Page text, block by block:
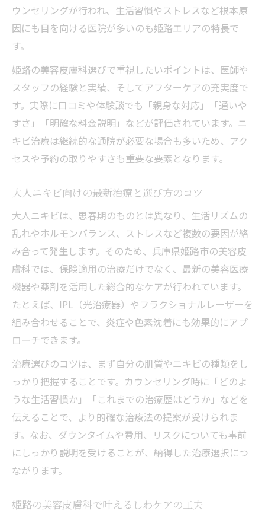
ウンセリングが行われ、生活習慣やストレスなど根本原
因にも目を向ける医院が多いのも姫路エリアの特長で
す。
姫路の美容皮膚科選びで重視したいポイントは、医師や
スタッフの経験と実績、そしてアフターケアの充実度で
す。実際に口コミや体験談でも「親身な対応」「通いや
すさ」「明確な料金説明」などが評価されています。ニ
キビ治療は継続的な通院が必要な場合も多いため、アク
セスや予約の取りやすさも重要な要素となります。
大人ニキビ向けの最新治療と選び方のコツ
大人ニキビは、思春期のものとは異なり、生活リズムの
乱れやホルモンバランス、ストレスなど複数の要因が絡
み合って発生します。そのため、兵庫県姫路市の美容皮
膚科では、保険適用の治療だけでなく、最新の美容医療
機器や薬剤を活用した総合的なケアが行われています。
たとえば、IPL（光治療器）やフラクショナルレーザーを
組み合わせることで、炎症や色素沈着にも効果的にアプ
ローチできます。
治療選びのコツは、まず自分の肌質やニキビの種類をし
っかり把握することです。カウンセリング時に「どのよ
うな生活習慣か」「これまでの治療歴はどうか」などを
伝えることで、より的確な治療法の提案が受けられま
す。なお、ダウンタイムや費用、リスクについても事前
にしっかり説明を受けることが、納得した治療選択につ
ながります。
姫路の美容皮膚科で叶えるしわケアの工夫